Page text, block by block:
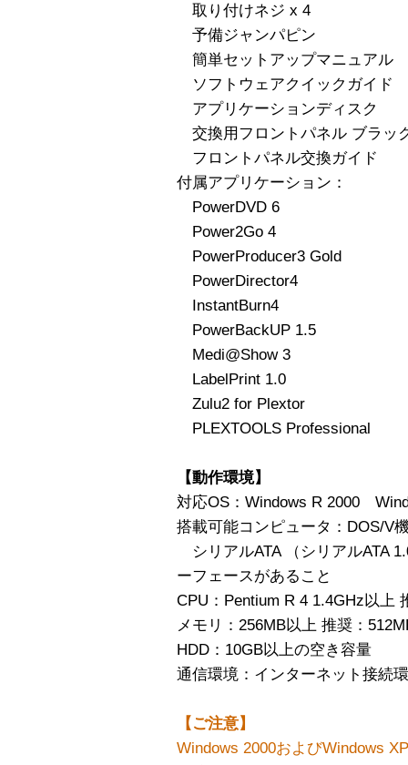
取り付けネジ x 4
予備ジャンパピン
簡単セットアップマニュアル
ソフトウェアクイックガイド
アプリケーションディスク
交換用フロントパネル ブラッ
フロントパネル交換ガイド
付属アプリケーション：
PowerDVD 6
Power2Go 4
PowerProducer3 Gold
PowerDirector4
InstantBurn4
PowerBackUP 1.5
Medi@Show 3
LabelPrint 1.0
Zulu2 for Plextor
PLEXTOOLS Professional
【動作環境】
対応OS：Windows R 2000
搭載可能コンピュータ：DOS/V
シリアルATA （シリアルATA
ーフェースがあること
CPU：Pentium R 4 1.4GHz以上
メモリ：256MB以上 推奨：
HDD：10GB以上の空き容量
通信環境：インターネット接続
【ご注意】
Windows 2000およびWindows